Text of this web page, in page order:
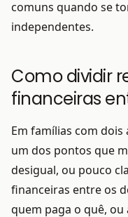
comuns quando se
independentes.
Como dividir
financeiras
Em famílias com
um dos pontos que
desigual, ou pouco
financeiras entre os
quem paga o quê,